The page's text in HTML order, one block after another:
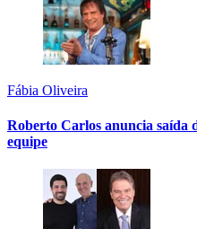
Fábia Oliveira
Roberto Carlos anuncia saída
equipe